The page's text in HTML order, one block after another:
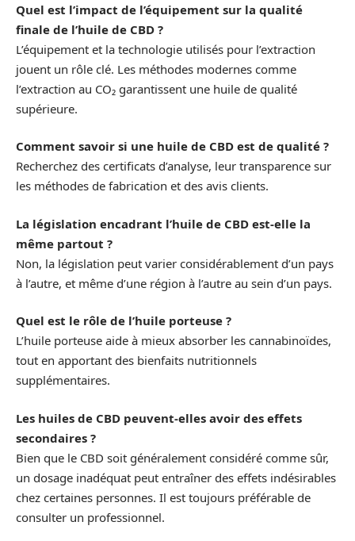
Quel est l’impact de l’équipement sur la qualité
finale de l’huile de CBD ?
L’équipement et la technologie utilisés pour l’extraction
jouent un rôle clé. Les méthodes modernes comme
l’extraction au CO₂ garantissent une huile de qualité
supérieure.
Comment savoir si une huile de CBD est de qualité ?
Recherchez des certificats d’analyse, leur transparence sur
les méthodes de fabrication et des avis clients.
La législation encadrant l’huile de CBD est-elle la
même partout ?
Non, la législation peut varier considérablement d’un pays
à l’autre, et même d’une région à l’autre au sein d’un pays.
Quel est le rôle de l’huile porteuse ?
L’huile porteuse aide à mieux absorber les cannabinoïdes,
tout en apportant des bienfaits nutritionnels
supplémentaires.
Les huiles de CBD peuvent-elles avoir des effets
secondaires ?
Bien que le CBD soit généralement considéré comme sûr,
un dosage inadéquat peut entraîner des effets indésirables
chez certaines personnes. Il est toujours préférable de
consulter un professionnel.